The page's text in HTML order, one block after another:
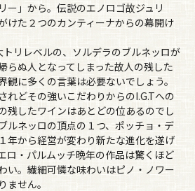
ー」から。伝説のエノロゴ故ジュリ
けた２つのカンティーナからの幕開け
リレベルの、ソルデラのブルネッロが
らぬ人となってしまった故人の残した
観に多くの言葉は必要ないでしょう。
れどその強いこだわりからのI.G.Tへの
残したワインはあとどの位あるのでし
ルネッロの頂点の１つ、ポッチョ・デ
年から経営が変わり新たな進化を遂げ
ロ・パルムッチ晩年の作品は驚くほど
い。繊細可憐な味わいはピノ・ノワー
ません。